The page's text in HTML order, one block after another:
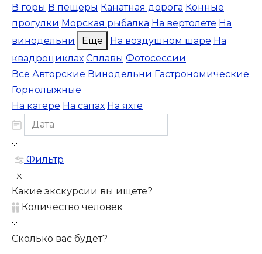
В горы В пещеры Канатная дорога Конные
прогулки Морская рыбалка На вертолете На
винодельни
Еще На воздушном шаре На
квадроциклах Сплавы Фотосессии
Все Авторские Винодельни Гастрономические
Горнолыжные
На катере На сапах На яхте
Фильтр
Какие экскурсии вы ищете?
Количество человек
Сколько вас будет?